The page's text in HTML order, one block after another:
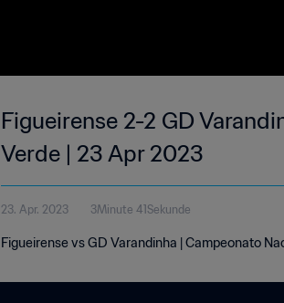
Figueirense 2-2 GD
Verde | 23 Apr 2023
23. Apr. 2023 3Minute 41Sekunde
Figueirense vs GD Varandinha | Campeonato